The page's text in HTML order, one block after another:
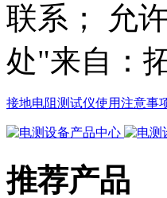
联系； 允
处"来自：
接地电阻测试仪使用注意事
推荐产品